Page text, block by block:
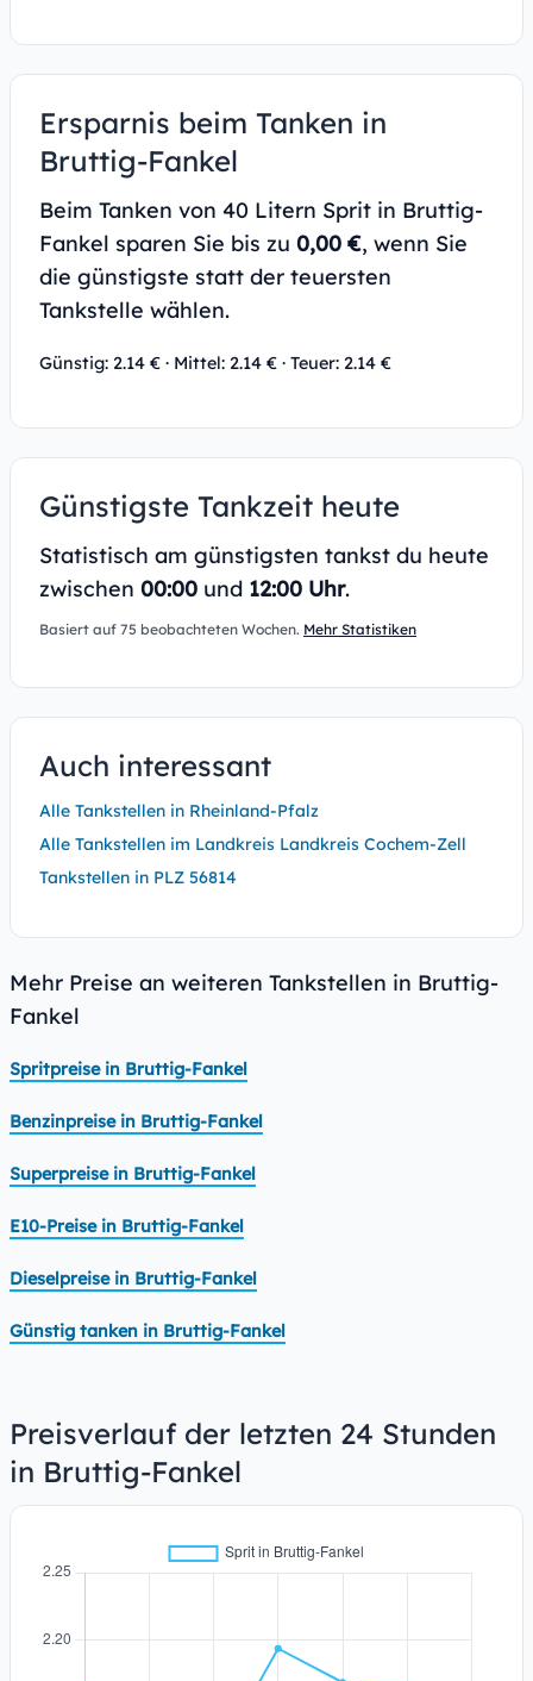
Ersparnis beim Tanken in
Bruttig-Fankel
Beim Tanken von 40 Litern Sprit in Bruttig-
Fankel sparen Sie bis zu 0,00 €, wenn Sie
die günstigste statt der teuersten
Tankstelle wählen.
Günstig: 2.14 € · Mittel: 2.14 € · Teuer: 2.14 €
Günstigste Tankzeit heute
Statistisch am günstigsten tankst du heute
zwischen 00:00 und 12:00 Uhr.
Basiert auf 75 beobachteten Wochen. Mehr Statistiken
Auch interessant
Alle Tankstellen in Rheinland-Pfalz
Alle Tankstellen im Landkreis Landkreis Cochem-Zell
Tankstellen in PLZ 56814
Mehr Preise an weiteren Tankstellen in Bruttig-
Fankel
Spritpreise in Bruttig-Fankel
Benzinpreise in Bruttig-Fankel
Superpreise in Bruttig-Fankel
E10-Preise in Bruttig-Fankel
Dieselpreise in Bruttig-Fankel
Günstig tanken in Bruttig-Fankel
Preisverlauf der letzten 24 Stunden
in Bruttig-Fankel